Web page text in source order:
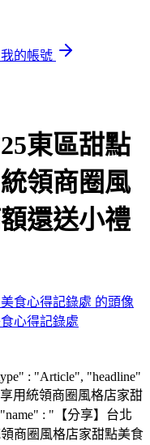
我的帳號
東區甜點
領商圈風
還送小禮
心得記錄處
: "Article", "headline"
用統領商圈風格店家甜
: "【分享】台北
商圈風格店家甜點美食